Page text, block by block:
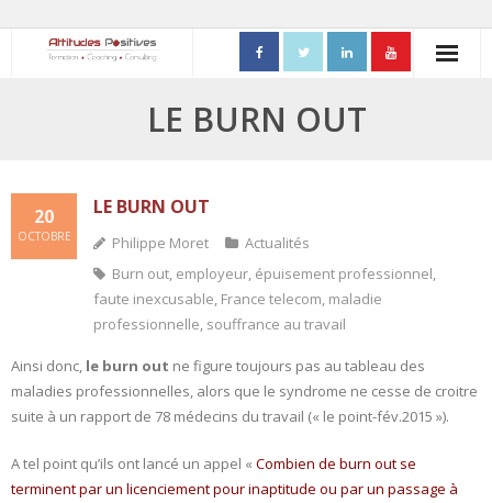
FORMATIONS
- Process Communication
- Adapter sa posture managériale
- Ennéagramme
- Quality Teams
LE BURN OUT
LE BURN OUT
20
OCTOBRE Philippe Moret
Actualités
Burn out, employeur, épuisement professionnel,
faute inexcusable, France telecom, maladie
professionnelle, souffrance au travail
Ainsi donc, le burn out ne figure toujours pas au tableau des
maladies professionnelles, alors que le syndrome ne cesse de croitre
suite à un rapport de 78 médecins du travail (« le point-fév.2015 »).
A tel point qu’ils ont lancé un appel « Combien de burn out se
terminent par un licenciement pour inaptitude ou par un passage à